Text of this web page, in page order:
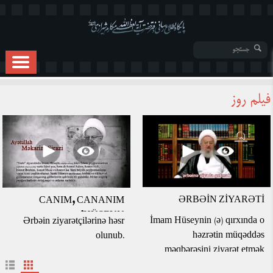
فیلم روز
ƏRBƏİN ZİYARƏTİ
İmam Hüseynin (ə) qırxında o
həzrətin müqəddəs
məqbərəsini ziyarət etmək
CANIM, CANANIM
HÜSEYN!
Ərbəin ziyarətçilərinə həsr
olunub.